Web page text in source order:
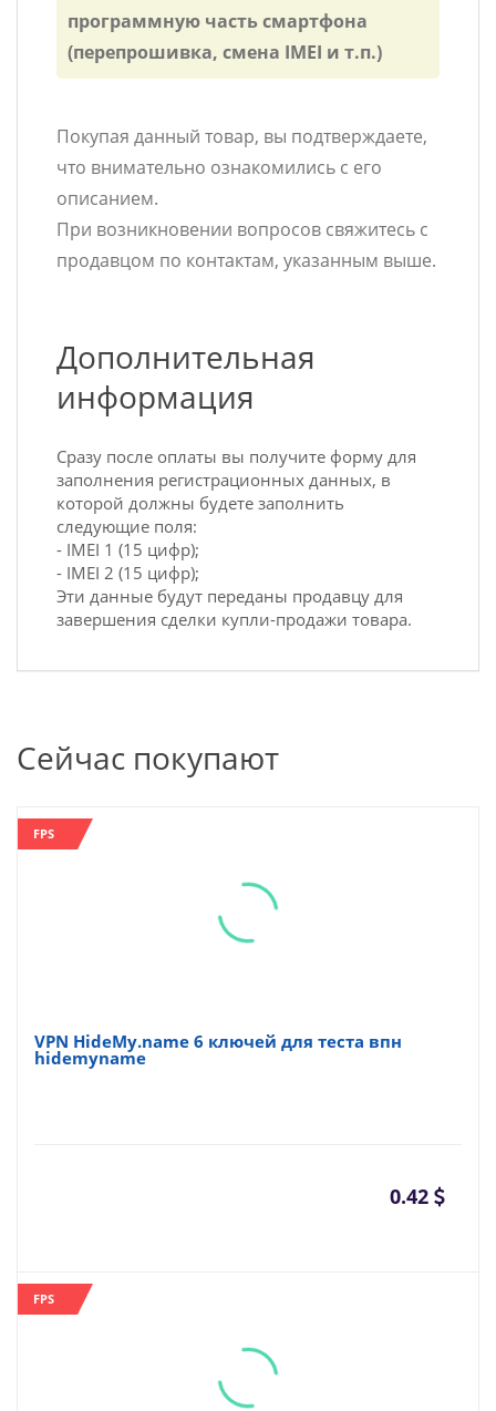
программную часть смартфона
(перепрошивка, смена IMEI и т.п.)
Покупая данный товар, вы подтверждаете,
что внимательно ознакомились с его
описанием.
При возникновении вопросов свяжитесь с
продавцом по контактам, указанным выше.
Дополнительная
информация
Сразу после оплаты вы получите форму для
заполнения регистрационных данных, в
которой должны будете заполнить
следующие поля:
- IMEI 1 (15 цифр);
- IMEI 2 (15 цифр);
Эти данные будут переданы продавцу для
завершения сделки купли-продажи товара.
Сейчас покупают
FPS
VPN HideMy.name 6 ключей для теста впн
hidemyname
0.42
FPS